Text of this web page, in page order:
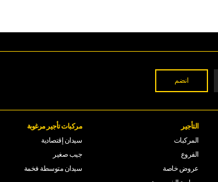
التأجير
المركبات
الفروع
عروض خاصة
مركبات تأجير مرغوبة
سيدان إقتصادية
جيب صغير
سيدان متوسطة فخمة